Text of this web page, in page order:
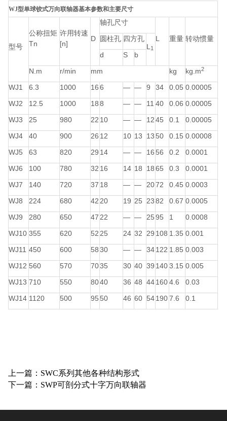
WJ型单球铰式万向联轴器基本参数和主要尺寸
型号
公称扭矩
Tn
许用转速
[n]
D
轴孔尺寸
L
重量 转动惯量
圆柱孔 四方孔
L 1
d S
b
N.m
r/min mm kg kg.m2
WJ1 6.3 1000 166 — — 9 34 0.05 0.00005
WJ2
12.5 1000 188 — — 11 40 0.06 0.00005
WJ3
25 980 22 10 — — 1245 0.1
0.00005
WJ4
40 900 26 12 10 13 13 50 0.15 0.00008
WJ5
63 820 29 14 — — 16 56 0.2
0.0001
WJ6
100 780 32 16 14 18 1865 0.3
0.0001
WJ7
140 720 37 18 — — 2072 0.45 0.0003
WJ8
224 680 42 20 19 25 2382 0.67 0.0005
WJ9
280 650 47 22 — — 2595 1
0.0008
WJ10 355 620 52 25 24 32 29 108 1.35 0.001
WJ11 450 600 5830 — — 34 122 1.85 0.003
WJ12 560 570 7035 30 40 39 140 3.15 0.005
WJ13 710 550 8040 36 48 44 160 4.6
0.03
WJ14 1120 500 95 50 46 60 54 190 7.6 0.1
上一篇：SWC系列其他各种结构形式
下一篇：SWP可剖分式十字万向联轴器